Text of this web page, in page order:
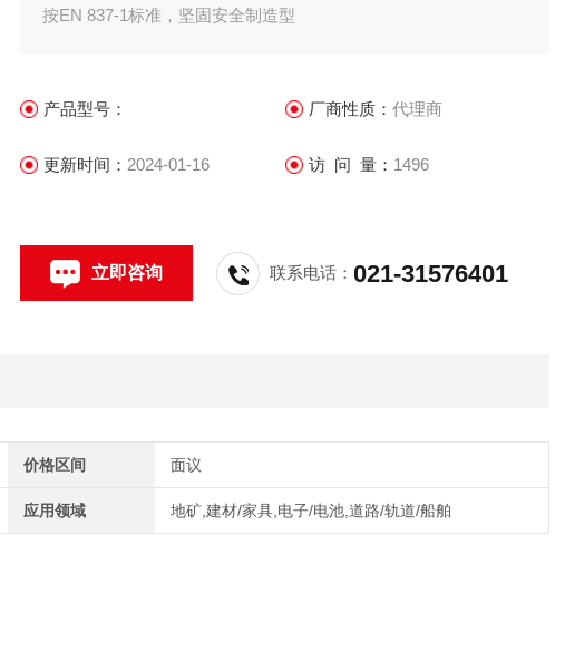
按EN 837-1标准，坚固安全制造型
产品型号： 厂商性质： 代理商
更新时间： 2024-01-16 访 问 量： 1496
立即咨询 联系电话：021-31576401
价格区间 面议
应用领域 地矿,建材/家具,电子/电池,道路/轨道/船舶